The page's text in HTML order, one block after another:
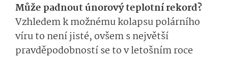
Může padnout únorový teplotní rekord?
Vzhledem k možnému kolapsu polárního
víru to není jisté, ovšem s největší
pravděpodobností se to v letošním roce